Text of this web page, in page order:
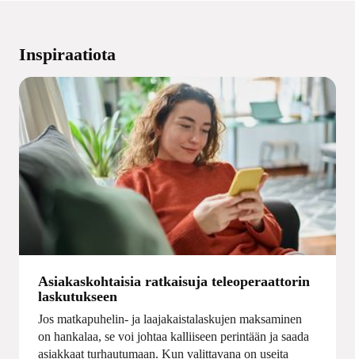
Inspiraatiota
Asiakaskohtaisia ratkaisuja teleoperaattorin
laskutukseen
Jos matkapuhelin- ja laajakaistalaskujen maksaminen
on hankalaa, se voi johtaa kalliiseen perintään ja saada
asiakkaat turhautumaan. Kun valittavana on useita